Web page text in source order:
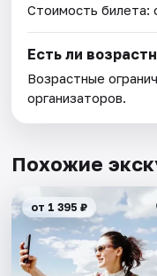
Стоимость билета:
Есть ли
Возрастные
организаторов.
Похожие
от 1 395 ₽